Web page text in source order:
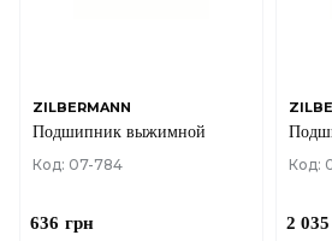
ZILBERMANN
Подшипник выжимной
Код: 07-784
636 грн
Код:
2 035